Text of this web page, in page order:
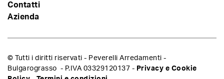
Contatti
Azienda
© Tutti i diritti riservati - Peverelli Arredamenti -
Bulgarograsso - P.IVA 03329120137 - Privacy e Cookie